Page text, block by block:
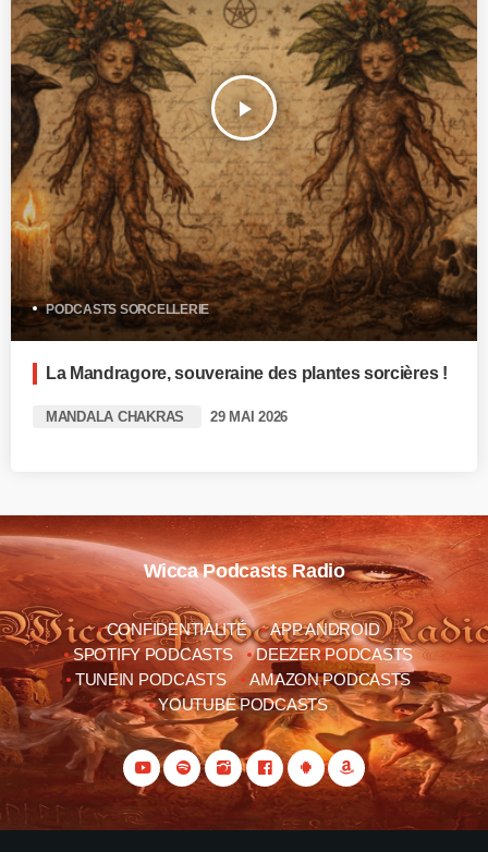
play_arrow
PODCASTS SORCELLERIE
La Mandragore, souveraine des plantes sorcières !
MANDALA CHAKRAS 29 MAI 2026
Wicca Podcasts Radio
CONFIDENTIALITÉ
APP ANDROID
SPOTIFY PODCASTS
DEEZER PODCASTS
TUNEIN PODCASTS
AMAZON PODCASTS
YOUTUBE PODCASTS